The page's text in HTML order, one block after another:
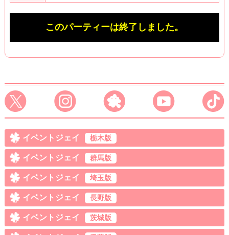
このパーティーは終了しました。
イベントジェイ 栃木版
イベントジェイ 群馬版
イベントジェイ 埼玉版
イベントジェイ 長野版
イベントジェイ 茨城版